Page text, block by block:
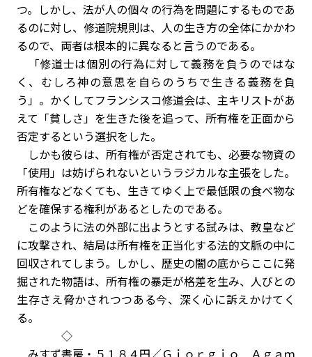
つ。しかし、法が人の個々の行為を問題にするものであ
るのに対し、修道院規則は、人の生き方の全体にかかわ
るので、両者は根本的に異なると言うのである。
「修道士は個別の行為に対して義務を負うのではな
く、むしろ神の意思を自らのうちで生きる義務を負
う」。かくしてフランシスコ修道会は、主キリストがあ
えて「貧しさ」を生きた後を追って、所有権を正面から
否定するという選択をした。
しかも彼らは、所有権が否定されても、必要な物資の
「使用」は妨げられないというラジカルな主張をした。
所有権などなくても、生きてゆく上で最低限の食べ物な
どを確保する権利があるとしたのである。
このように法の外部に出ようとする試みは、教皇など
に攻撃され、結局は所有権を正当化する法的文脈の中に
回収されてしまう。しかし、歴史の闇の底からここに発
掘された物語は、所有権の暴走が格差を生み、人びとの
生存さえ脅かされつつある今、深く心に訴えかけてく
る。
◇
みすず書房・５１８４円／Ｇｉｏｒｇｉｏ Ａｇａｍ